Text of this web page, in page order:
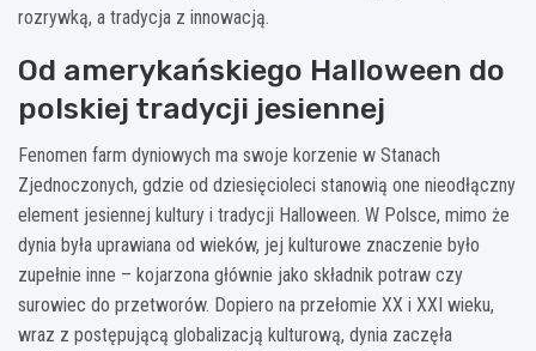
rozrywką, a tradycja z innowacją.
Od amerykańskiego Halloween do
polskiej tradycji jesiennej
Fenomen farm dyniowych ma swoje korzenie w Stanach
Zjednoczonych, gdzie od dziesięcioleci stanowią one nieodłączny
element jesiennej kultury i tradycji Halloween. W Polsce, mimo że
dynia była uprawiana od wieków, jej kulturowe znaczenie było
zupełnie inne – kojarzona głównie jako składnik potraw czy
surowiec do przetworów. Dopiero na przełomie XX i XXI wieku,
wraz z postępującą globalizacją kulturową, dynia zaczęła